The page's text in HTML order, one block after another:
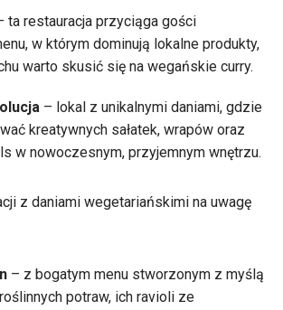
ta restauracja przyciąga gości
w którym dominują lokalne produkty,
warto skusić się na wegańskie curry.
– lokal z unikalnymi daniami, gdzie
kreatywnych sałatek, wrapów oraz
w nowoczesnym, przyjemnym wnętrzu.
z daniami wegetariańskimi na uwagę
– z bogatym menu stworzonym z myślą
potraw, ich ravioli ze